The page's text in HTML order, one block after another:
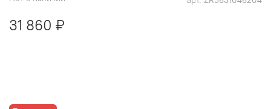
31 860 ₽